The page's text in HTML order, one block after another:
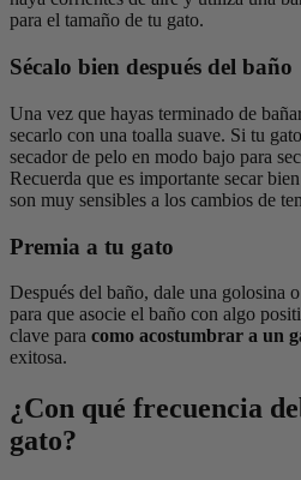
para el tamaño de tu gato.
Sécalo bien después del baño
Una vez que hayas terminado de
secarlo con una toalla suave. Si tu
secador de pelo en modo bajo para
Recuerda que es importante secar
son muy sensibles a los cambios de
Premia a tu gato
Después del baño, dale una golosina
para que asocie el baño con algo
clave para como acostumbrar a un
exitosa.
¿Con qué frecuencia
gato?